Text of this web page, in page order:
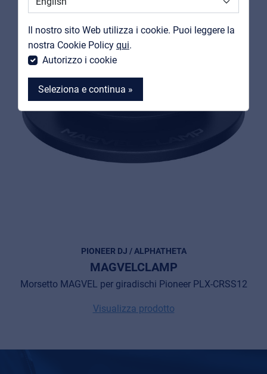
Il nostro sito Web utilizza i cookie. Puoi leggere la
nostra Cookie Policy qui.
Autorizzo i cookie
Seleziona e continua »
MyFrenex
MyFrenex
PIONEER DJ / ALPHATHETA
MAGVELCLAMP
Morsetto MAGVEL per giradischi Pioneer PLX-CRSS12
Visualizza prodotto